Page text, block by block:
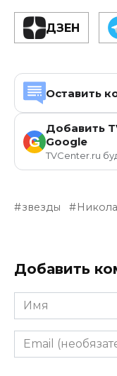
ДЗЕН
Оставить
G
Добавить
Google
TVCenter.ru
звезды
Добавить
Имя
Email
(необязательно)